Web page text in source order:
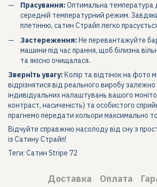
Прасування:Оптимальна температура
середній температурний режим.
плетінню, сатин Страйп легко
Застереження:Не перевантажуйте
машини під час прання, щоб білизна
та якісно очищалася.
Зверніть увагу:Колір та відтінок на фото
відрізнятися від реального виробу залежно
індивідуальних налаштувань вашого
контраст, насиченість) та особистого
прагнемо передати кольори максимально
Відчуйте справжню насолоду від сну з
із Сатину Страйп!
Теги: Сатин Stripe 72
Доставка Оплата